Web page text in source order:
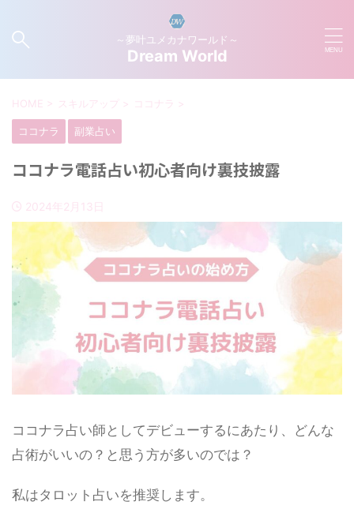
～夢叶ユメカナワールド～
Dream World
HOME > スキルアップ > ココナラ >
ココナラ 副業占い
ココナラ電話占い初心者向け裏技披露
2024年2月13日
ココナラ占い師としてデビューするにあたり、どんな
占術がいいの？と思う方が多いのでは？
私はタロット占いを推奨します。